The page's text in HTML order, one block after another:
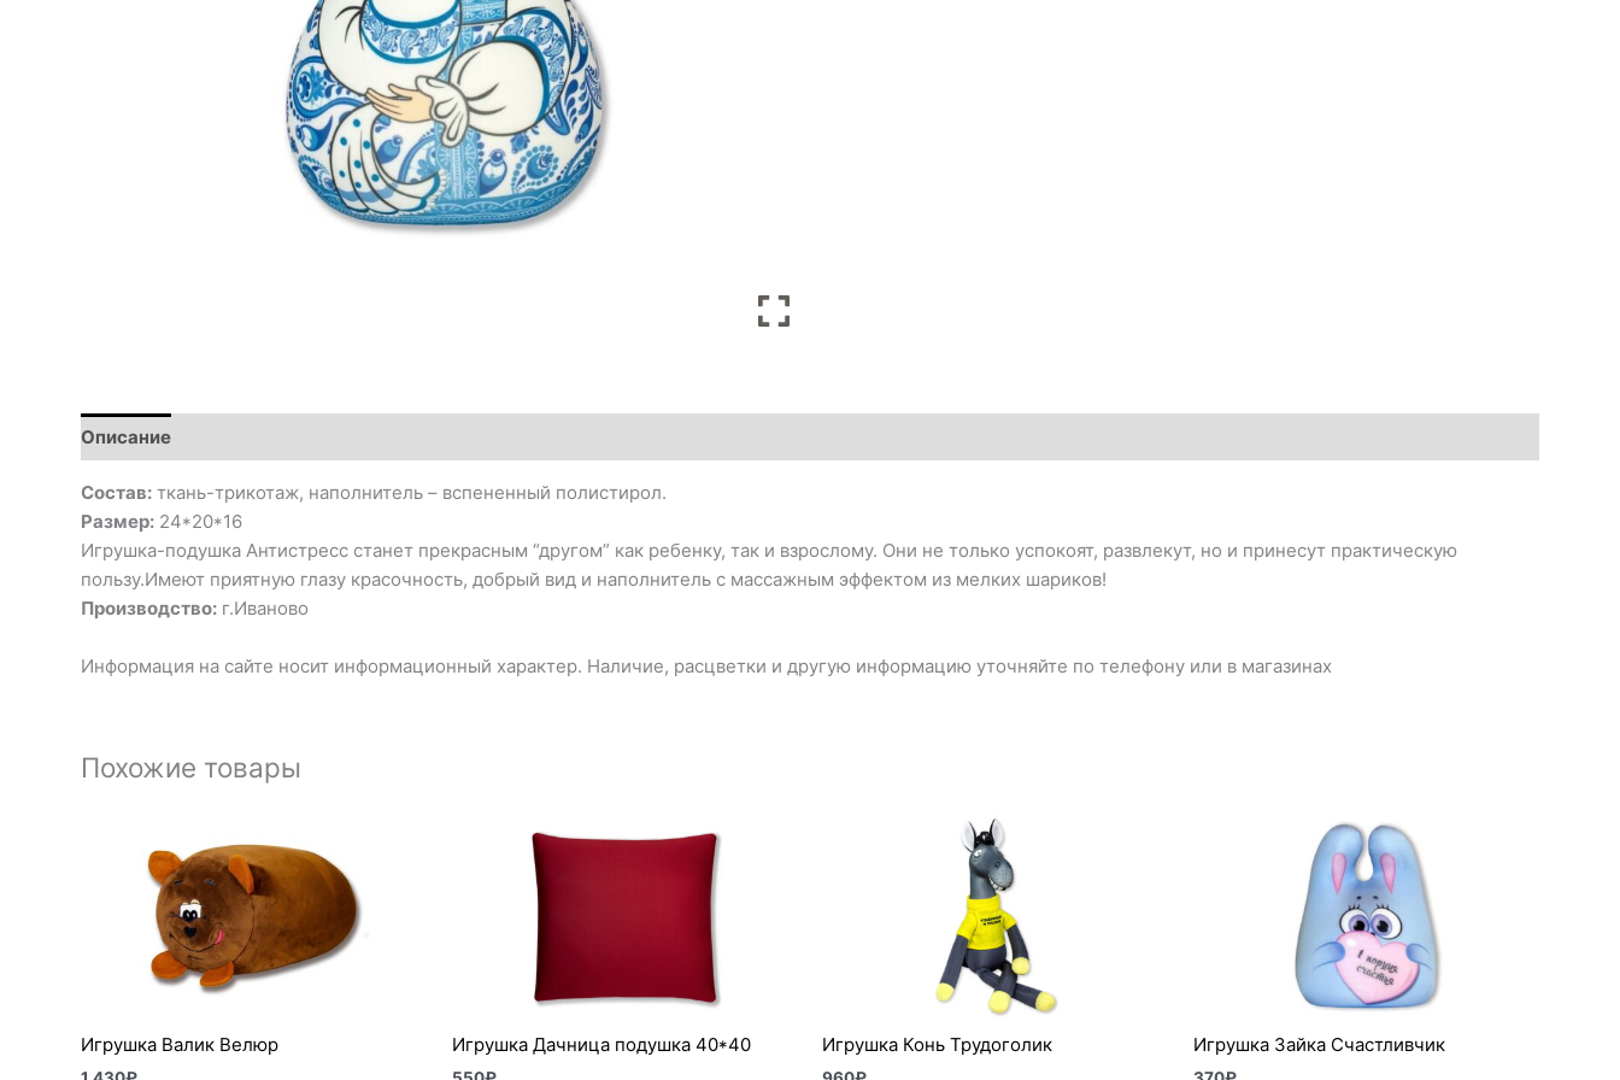
Описание
Состав: ткань-трикотаж, наполнитель – вспененный полистирол.
Размер: 24*20*16
Игрушка-подушка Антистресс станет прекрасным “другом” как ребенку, так и взрослому. Они не только успокоят, развлекут, но и принесут практическую
пользу.Имеют приятную глазу красочность, добрый вид и наполнитель с массажным эффектом из мелких шариков!
Производство: г.Иваново
Информация на сайте носит информационный характер. Наличие, расцветки и другую информацию уточняйте по телефону или в магазинах
Похожие товары
Игрушка Валик Велюр Игрушка Дачница подушка 40*40 Игрушка Конь Трудоголик Игрушка Зайка Счастливчик